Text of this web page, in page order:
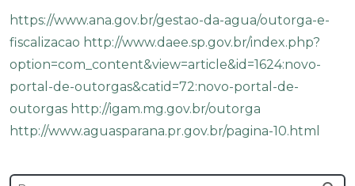
https://www.ana.gov.br/gestao-da-agua/outorga-e-
fiscalizacao http://www.daee.sp.gov.br/index.php?
option=com_content&view=article&id=1624:novo-
portal-de-outorgas&catid=72:novo-portal-de-
outorgas http://igam.mg.gov.br/outorga
http://www.aguasparana.pr.gov.br/pagina-10.html